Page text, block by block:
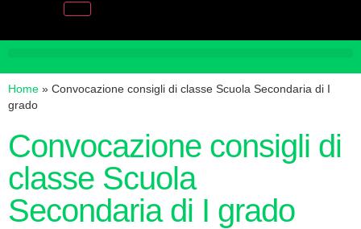
Home » Convocazione consigli di classe Scuola Secondaria di I
grado
Convocazione consigli di
classe Scuola
Secondaria di I grado